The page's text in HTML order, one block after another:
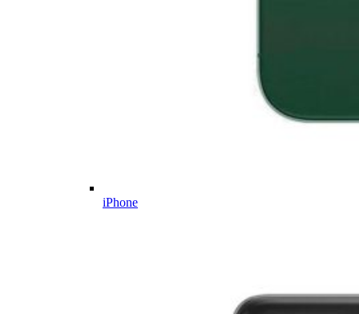
iPhone